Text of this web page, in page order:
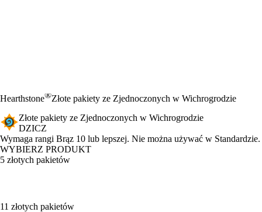
Hearthstone®Złote pakiety ze Zjednoczonych w Wichrogrodzie
Złote pakiety ze Zjednoczonych w Wichrogrodzie
DZICZ
Product Notification
Wymaga rangi Brąz 10 lub lepszej. Nie można używać w Standardzie.
WYBIERZ PRODUKT
5 złotych pakietów
11 złotych pakietów